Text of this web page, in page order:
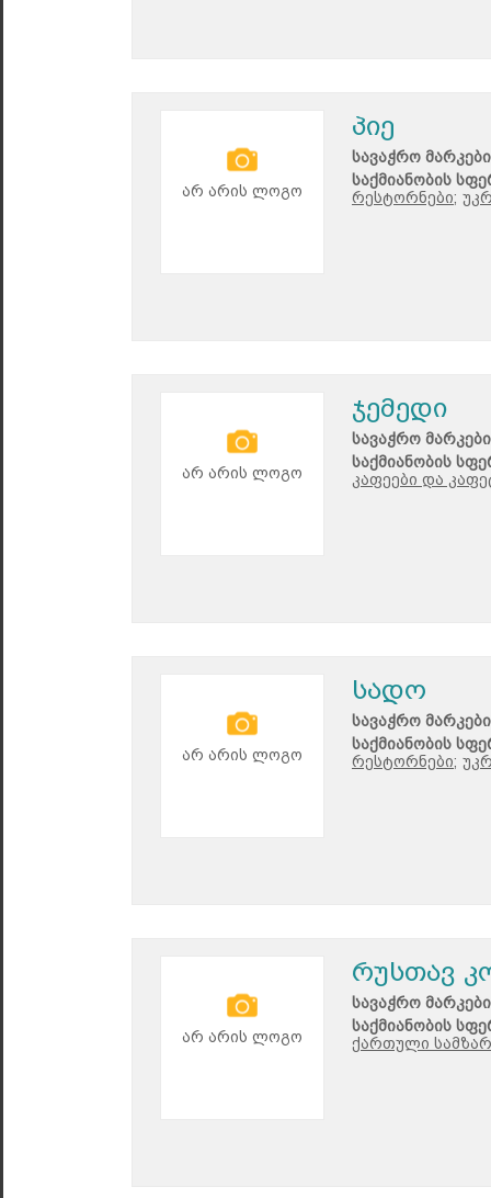
არ არის ლოგო
პიე
სავაჭრო
საქმიანობის
რესტორნები;
არ არის ლოგო
ჯემედი
სავაჭრო
საქმიანობის
კაფეები და
არ არის ლოგო
სადო
სავაჭრო
საქმიანობის
რესტორნები;
არ არის ლოგო
რუსთავ
სავაჭრო
საქმიანობის
ქართული